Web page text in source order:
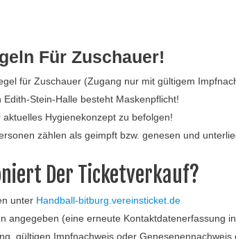
Für Zuschauer!
für Zuschauer (Zugang nur mit gültigem
Edith-Stein-Halle besteht Maskenpflicht!
Hygienekonzept zu befolgen!
zählen als geimpft bzw. genesen und
Der Ticketverkauf?
unter Handball-bitburg.vereinsticket.de
angegeben (eine erneute Kontaktdatenerfassung
gültigen Impfnachweis oder